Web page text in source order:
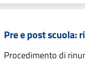
Pre e post scuola:
Procedimento di